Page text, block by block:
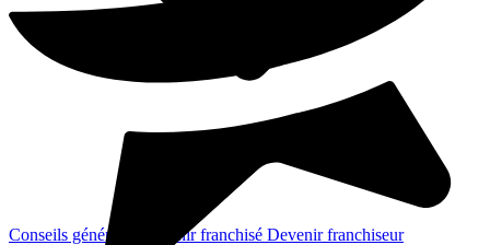
Conseils généraux Devenir franchisé Devenir franchiseur